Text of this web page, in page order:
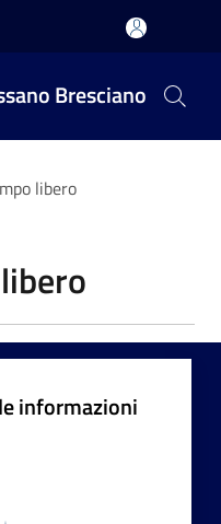
Bresciano
libero
informazioni